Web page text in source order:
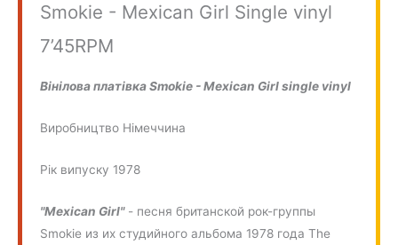
Smokie - Mexican Girl Single vinyl
7’45RPM
Вінілова платівка Smokie - Mexican Girl single vinyl
Виробництво Німеччина
Рік випуску 1978
"Mexican Girl"- песня британской рок-группы
Smokie из их студийного альбома 1978 года The